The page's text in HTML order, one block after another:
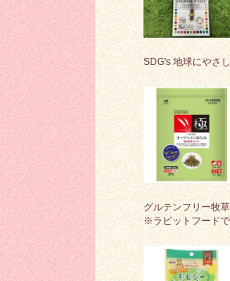
SDG's 地球にやさ
グルテンフリー牧
※ラビットフード